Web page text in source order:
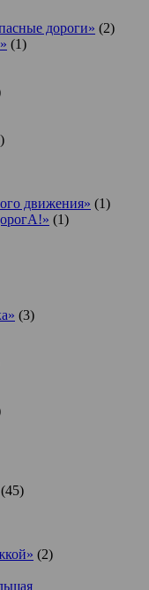
дороги» (2)
(1)
движения» (1)
(1)
(3)
(45)
(2)